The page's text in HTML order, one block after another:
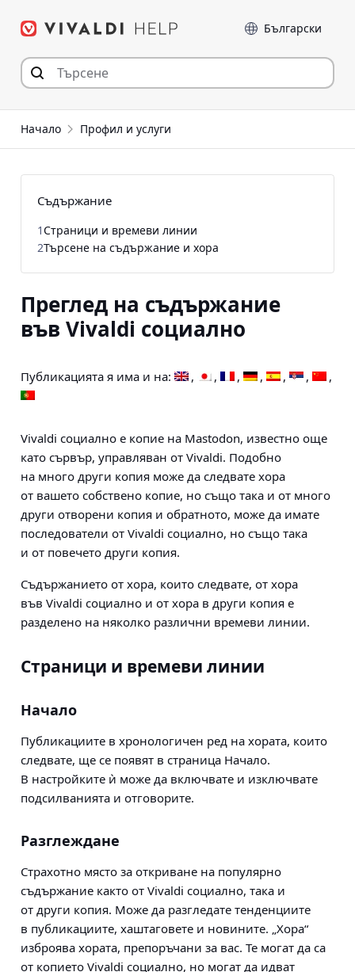
към съдържанието
Език
Начало Профил и услуги
Преглед на съдържание
във Vivaldi социално
Публикацията я има и на:
Vivaldi социално е копие на Mastodon, известно още
като сървър, управляван от Vivaldi. Подобно
на много други копия може да следвате хора
от вашето собствено копие, но също така и от много
други отворени копия и обратното, може да имате
последователи от Vivaldi социално, но също така
и от повечето други копия.
Съдържанието от хора, които следвате, от хора
във Vivaldi социално и от хора в други копия е
разделено на няколко различни времеви линии.
Страници и времеви линии
Начало
Публикациите в хронологичен ред на хората, които
следвате, ще се появят в страница Начало.
В настройките ѝ може да включвате и изключвате
подсилванията и отговорите.
Разглеждане
Страхотно място за откриване на популярно
съдържание както от Vivaldi социално, така и
от други копия. Може да разгледате тенденциите
в публикациите, хаштаговете и новините. „Хора“
изброява хората, препоръчани за вас. Те могат да са
от копието Vivaldi социално, но могат да идват
Съдържание
1Страници и времеви линии
2Търсене на съдържание и хора